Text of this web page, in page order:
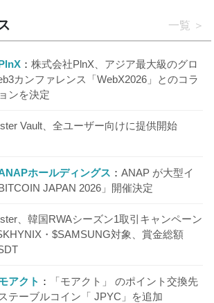
一覧
株式会社PlnX、アジア最大級のグロ
カンファレンス「WebX2026」とのコラ
ンを決定
Vault、全ユーザー向けに提供開始
ホールディングス
ANAP が大型イ
JAPAN 2026」開催決定
、韓国RWAシーズン1取引キャンペーン
・$SAMSUNG対象、賞金総額
アクト
「モアクト」 のポイント交換先
テーブルコイン「 JPYC」を追加